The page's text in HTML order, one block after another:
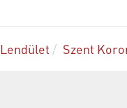
Lendület Szent